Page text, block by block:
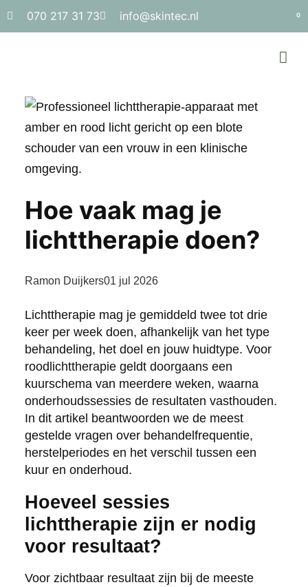
070 217 31 73 info@skintec.nl 0
Hoe vaak mag je
lichttherapie doen?
Ramon Duijkers01 jul 2026
Lichttherapie mag je gemiddeld twee tot drie
keer per week doen, afhankelijk van het type
behandeling, het doel en jouw huidtype. Voor
roodlichttherapie geldt doorgaans een
kuurschema van meerdere weken, waarna
onderhoudssessies de resultaten vasthouden.
In dit artikel beantwoorden we de meest
gestelde vragen over behandelfrequentie,
herstelperiodes en het verschil tussen een
kuur en onderhoud.
Hoeveel sessies
lichttherapie zijn er nodig
voor resultaat?
Voor zichtbaar resultaat zijn bij de meeste